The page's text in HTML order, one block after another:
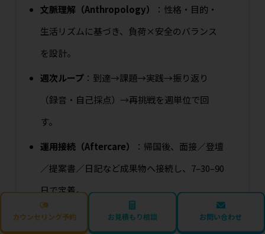
文脈理解（Anthropology）
：性格・目的・
生活リズムに基づき、負荷×安全のバランス
を設計。
週次ループ ：到達→課題→実践→振り返り
（録音・自己採点）→再挑戦を週単位で回
す。
運用接続（Aftercare）
：帰国後、面接／登壇
／提案書／日記など成果物へ接続し、7–30–90
日で定着。
カウンセリング予約 お見積もり相談 お問い合わせ